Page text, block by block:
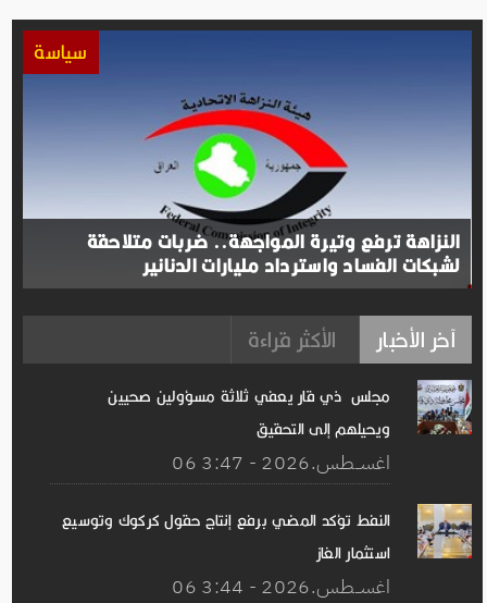
سياسة
النزاهة ترفع وتيرة المواجهة.. ضربات متلاحقة
لشبكات الفساد واسترداد مليارات الدنانير
آخر الأخبار الأكثر قراءة
مجلس ذي قار يعفي ثلاثة مسؤولين صحيين
ويحيلهم إلى التحقيق
06 اغســطس.2026 - 3:47
النفط تؤكد المضي برفع إنتاج حقول كركوك وتوسيع
استثمار الغاز
06 اغســطس.2026 - 3:44